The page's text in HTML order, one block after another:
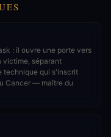
: il ouvre une porte vers
victime, séparant
technique qui s'inscrit
Cancer — maître du